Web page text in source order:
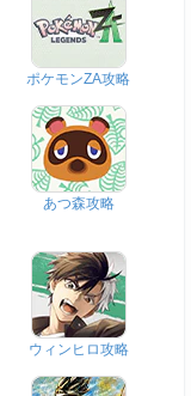
ポケモンZA攻略
あつ森攻略
ウィンヒロ攻略